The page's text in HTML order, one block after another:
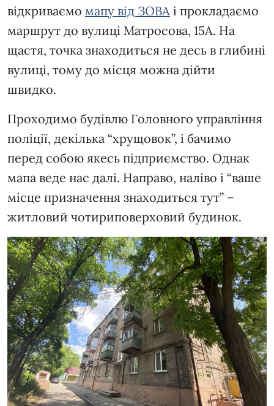
відкриваємо мапу від ЗОВА і прокладаємо
маршрут до вулиці Матросова, 15А. На
щастя, точка знаходиться не десь в глибині
вулиці, тому до місця можна дійти
швидко.
Проходимо будівлю Головного управління
поліції, декілька “хрущовок”, і бачимо
перед собою якесь підприємство. Однак
мапа веде нас далі. Направо, наліво і “ваше
місце призначення знаходиться тут” –
житловий чотириповерховий будинок.